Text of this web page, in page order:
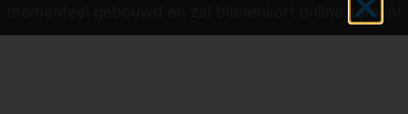
momenteel gebouwd en zal binnenkort online komen!